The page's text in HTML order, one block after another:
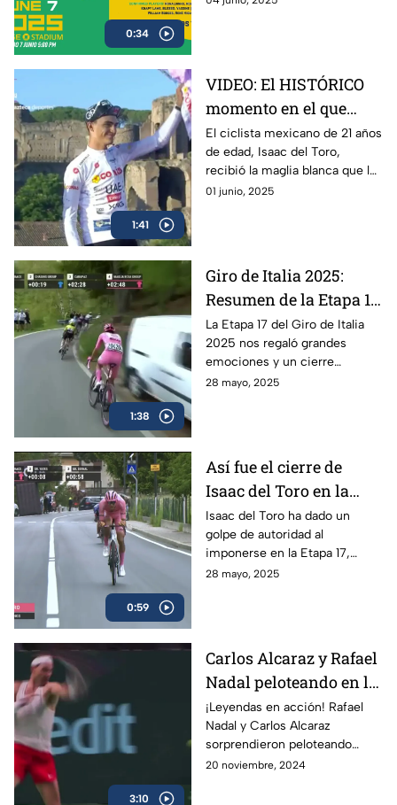
0:34
1:41
VIDEO: El HISTÓRICO
momento en el que
Isaac del Toro recibe la
Maglia Blanca en el
Giro de Italia 2025
El ciclista mexicano de 21 años
de edad, Isaac del Toro,
recibió la maglia blanca que lo
acredita como el mejor menor
01 junio, 2025
1:38
Giro de Italia 2025:
Resumen de la Etapa 17
y el triunfo de Isaac del
Toro
La Etapa 17 del Giro de Italia
2025 nos regaló grandes
emociones y un cierre
espectacular, en donde el líder
28 mayo, 2025
0:59
Así fue el cierre de
Isaac del Toro en la
Etapa 17 del Giro de
Italia
Isaac del Toro ha dado un
golpe de autoridad al
imponerse en la Etapa 17,
consolidándose como líder de
28 mayo, 2025
3:10
Carlos Alcaraz y Rafael
Nadal peloteando en la
Copa Davis
¡Leyendas en acción! Rafael
Nadal y Carlos Alcaraz
sorprendieron peloteando
juntos en la Copa Davis
20 noviembre, 2024